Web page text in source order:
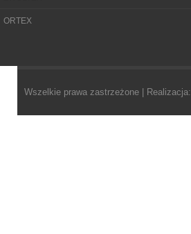
ORTEX
Wszelkie prawa zastrzeżone | Realizacja: